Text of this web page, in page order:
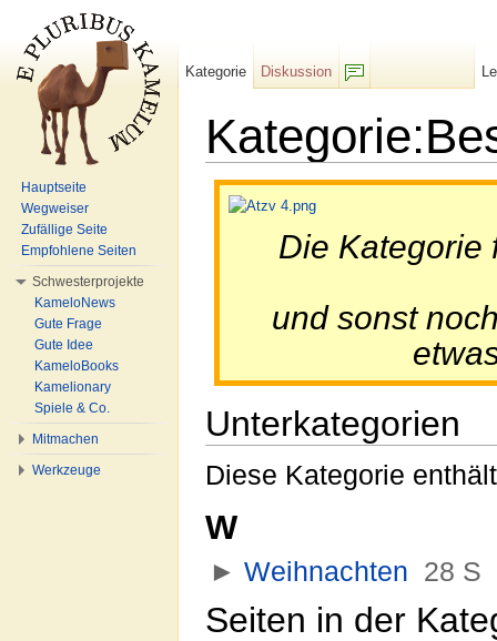
Die Kategorie
und sonst
Unterkategorien
Diese Kategorie
W
►Weihnachten 28 S
Seiten in der
Kategorie
Diskussion
Hauptseite
Wegweiser
Zufällige Seite
Empfohlene Seiten
Schwesterprojekte
KameloNews
Gute Frage
Gute Idee
KameloBooks
Kamelionary
Spiele & Co.
Mitmachen
Werkzeuge